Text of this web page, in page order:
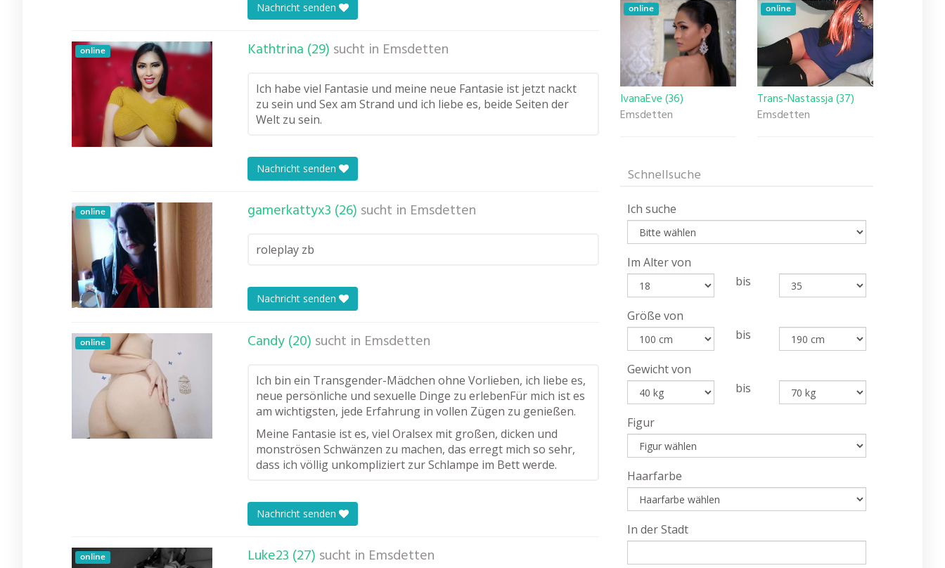
Nachricht senden
online Kathtrina (29) sucht in Emsdetten
Ich habe viel Fantasie und meine neue Fantasie ist jetzt nackt
zu sein und Sex am Strand und ich liebe es, beide Seiten der
Welt zu sein.
Nachricht senden
online gamerkattyx3 (26) sucht in Emsdetten
roleplay zb
Nachricht senden
online Candy (20) sucht in Emsdetten
Ich bin ein Transgender-Mädchen ohne Vorlieben, ich liebe es,
neue persönliche und sexuelle Dinge zu erlebenFür mich ist es
am wichtigsten, jede Erfahrung in vollen Zügen zu genießen.
Meine Fantasie ist es, viel Oralsex mit großen, dicken und
monströsen Schwänzen zu machen, das erregt mich so sehr,
dass ich völlig unkompliziert zur Schlampe im Bett werde.
Nachricht senden
online Luke23 (27) sucht in Emsdetten
online
IvanaEve (36)
Emsdetten
online
Trans-Nastassja (37)
Emsdetten
Schnellsuche
Ich suche
Im Alter von
bis
Größe von
bis
Gewicht von
bis
Figur
Haarfarbe
In der Stadt